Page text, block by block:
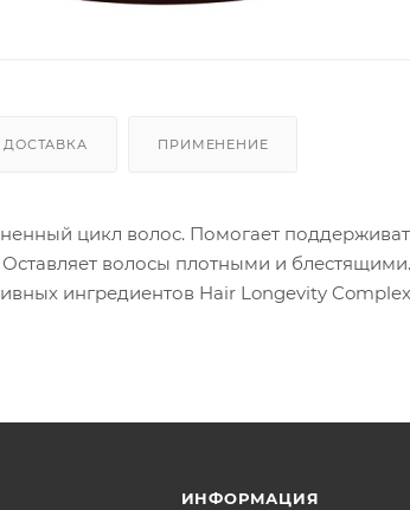
ДОСТАВКА ПРИМЕНЕНИЕ
цикл волос. Помогает
волосы плотными и
ингредиентов Hair Longevity
ИНФОРМАЦИЯ